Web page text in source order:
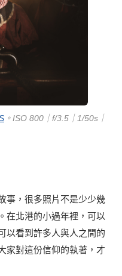
。ISO 800｜f/3.5｜1/50s｜
事，很多照片不是少少幾
在北港的小過年裡，可以
以看到許多人與人之間的
家對這份信仰的執著，才